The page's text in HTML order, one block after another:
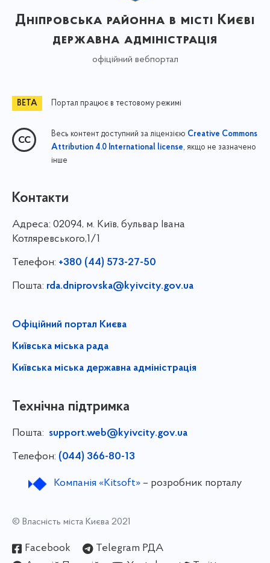
Дніпровська районна в місті Києві
державна адміністрація
офіційний вебпортал
Портал працює в тестовому режимі
Весь контент доступний за ліцензією Creative Commons
Attribution 4.0 International license, якщо не зазначено
інше
Контакти
Адреса: 02094, м. Київ, бульвар Івана
Котляревського,1/1
Телефон: +380 (44) 573-27-50
Пошта: rda.dniprovska@kyivcity.gov.ua
Офіційний портал Києва
Київська міська рада
Київська міська державна адміністрація
Технічна підтримка
Пошта: support.web@kyivcity.gov.ua
Телефон: (044) 366-80-13
Компанія «Kitsoft»– розробник порталу
© Власність міста Києва 2021
Facebook
Telegram РДА